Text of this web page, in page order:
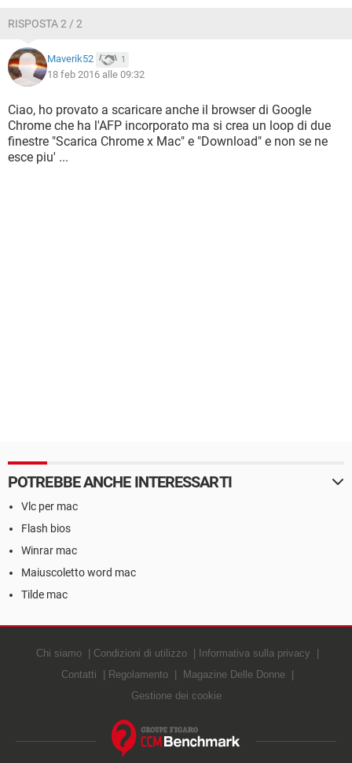
RISPOSTA 2 / 2
Maverik52 1
18 feb 2016 alle 09:32
Ciao, ho provato a scaricare anche il browser di Google
Chrome che ha l'AFP incorporato ma si crea un loop di due
finestre "Scarica Chrome x Mac" e "Download" e non se ne
esce piu' ...
POTREBBE ANCHE INTERESSARTI
Vlc per mac
Flash bios
Winrar mac
Maiuscoletto word mac
Tilde mac
Chi siamo Condizioni di utilizzo
Informativa sulla privacy
Contatti
Regolamento
Magazine Delle Donne
Gestione dei cookie